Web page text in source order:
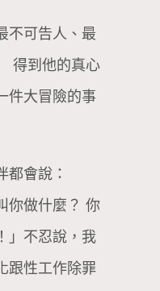
不可告人、最
得到他的真心
件大冒險的事
都會說：
你做什麼？ 你
」不忍說，我
跟性工作除罪